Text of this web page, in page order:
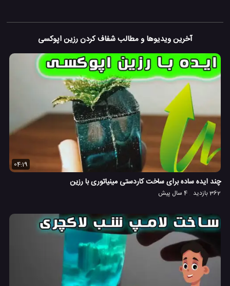
آخرین ویدیوها و مطالب شفاف کردن رزین اپوکسی
04:19
چند ایده ساده برای ساخت کاردستی مینیاتوری با رزین
362 بازدید 4 سال پیش